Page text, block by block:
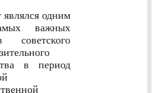
являлся одним
важных
советского
в период